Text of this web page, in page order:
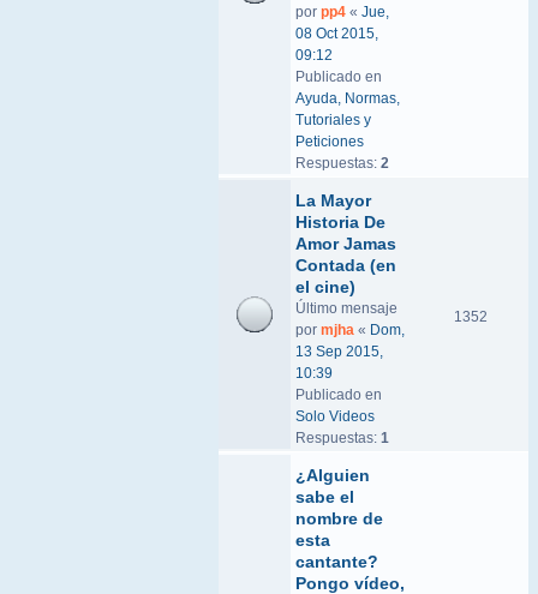
por pp4 « Jue,
08 Oct 2015,
09:12
Publicado en
Ayuda, Normas,
Tutoriales y
Peticiones
Respuestas: 2
La Mayor
Historia De
Amor Jamas
Contada (en
el cine)
Último mensaje
por mjha « Dom,
13 Sep 2015,
10:39
Publicado en
Solo Videos
Respuestas: 1
1352
¿Alguien
sabe el
nombre de
esta
cantante?
Pongo vídeo,